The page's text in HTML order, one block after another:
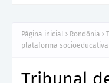
Guaporé
Página inicial Rondônia
plataforma socioeducativa